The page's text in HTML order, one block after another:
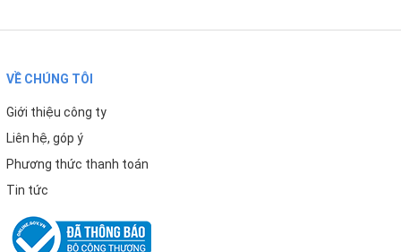
hỏng, tuy nhiên hỏng ở đây chưa hẳn đã là hư hỏng mà có
thuật đã để sai vị trí hoặc van chưa có điện nên mới khiến
nó không hoạt động. Để cho chắc chắn hơn bạn có thể
gọi điện cho kỹ thuật viên HOTLINE: 0856.200.300 để
Kim AN hiện là Nhà phân phối lớn hàng đầu về Máy lọc
VỀ CHÚNG TÔI
Giới thiệu công ty
Liên hệ, góp ý
Phương thức thanh toán
Tin tức